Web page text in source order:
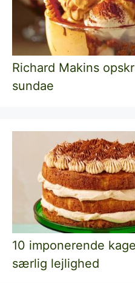
Richard Makins
sundae
10 imponerende
særlig lejlighed